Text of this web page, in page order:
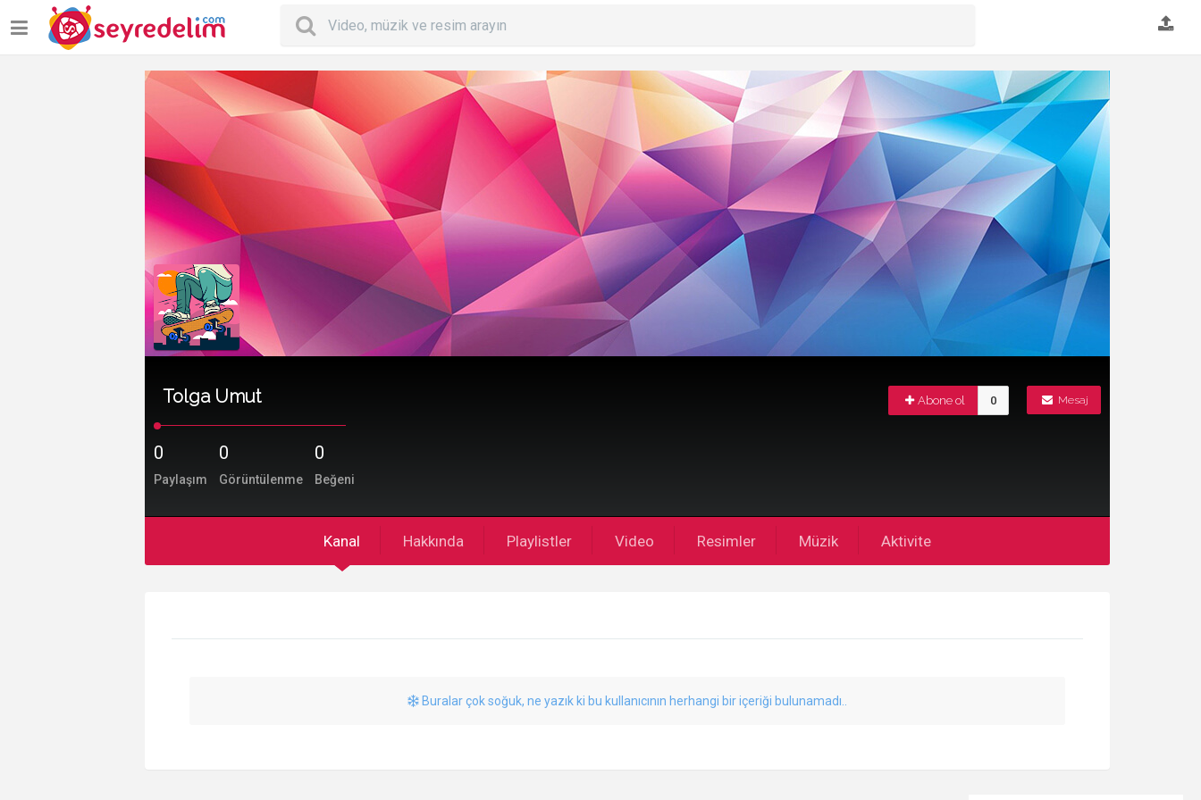
Tolga Umut Mesaj
Abone ol 0
0
Paylaşım
0
Görüntülenme
0
Beğeni
Kanal Hakkında Playlistler Video Resimler Müzik Aktivite
Buralar çok soğuk, ne yazık ki bu kullanıcının herhangi bir içeriği bulunamadı..